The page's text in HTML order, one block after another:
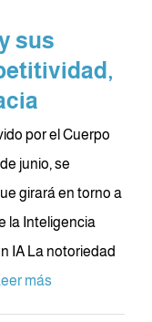
sus
por el Cuerpo
junio, se
girará en torno a
la Inteligencia
IA La notoriedad
más